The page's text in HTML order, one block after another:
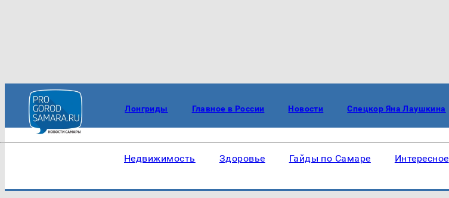
Лонгриды Главное в России Новости Спецкор Яна Лаушкина
Недвижимость Здоровье Гайды по Самаре Интересное